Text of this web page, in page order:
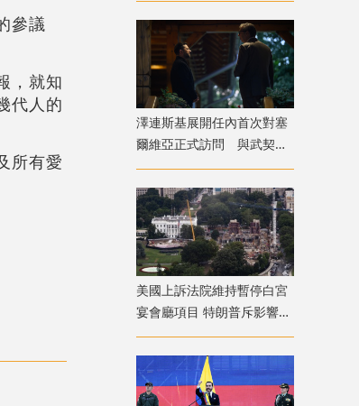
參議
，就知
代人的
所有愛
澤連斯基展開任內首次對塞
爾維亞正式訪問 與武契奇
會面
美國上訴法院維持暫停白宮
宴會廳項目 特朗普斥影響國
家安全揚言上訴